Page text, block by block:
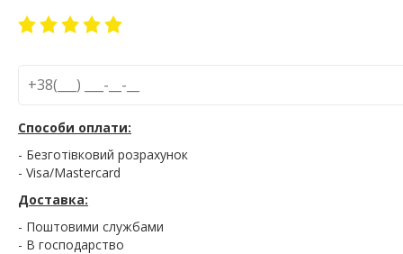
Способи оплати:
- Безготівковий розрахунок
- Visa/Mastercard
Доставка:
- Поштовими службами
- В господарство